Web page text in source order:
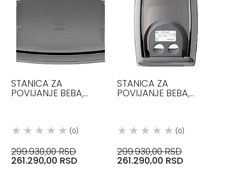
STANICA ZA
POVIJANJE BEBA,
(0)
299.930,00 RSD
261.290,00 RSD
STANICA ZA
POVIJANJE BEBA,
(0)
299.930,00 RSD
261.290,00 RSD